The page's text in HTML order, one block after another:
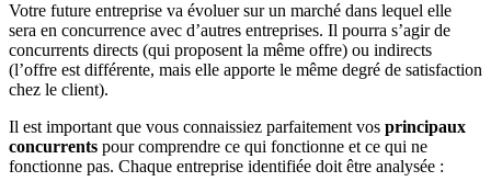
Votre future entreprise va évoluer sur un marché dans lequel elle
sera en concurrence avec d’autres entreprises. Il pourra s’agir de
concurrents directs (qui proposent la même offre) ou indirects
(l’offre est différente, mais elle apporte le même degré de satisfaction
chez le client).
Il est important que vous connaissiez parfaitement vos principaux
concurrents pour comprendre ce qui fonctionne et ce qui ne
fonctionne pas. Chaque entreprise identifiée doit être analysée :